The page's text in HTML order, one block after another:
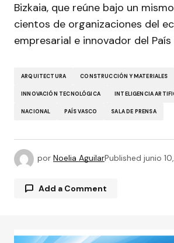
Bizkaia, que reúne bajo un
cientos de organizaciones del
empresarial e innovador del País
ARQUITECTURA CONSTRUCCIÓN Y MATERIALES
INNOVACIÓN TECNOLÓGICA INTELIGENCIA
NACIONAL PAÍS VASCO SALA DE PRENSA
por Noelia AguilarPublished junio
Add a Comment
Tu dirección de correo